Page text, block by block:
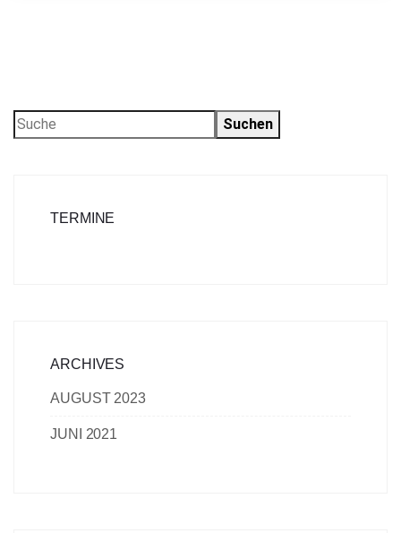
Suchen
TERMINE
ARCHIVES
AUGUST 2023
JUNI 2021